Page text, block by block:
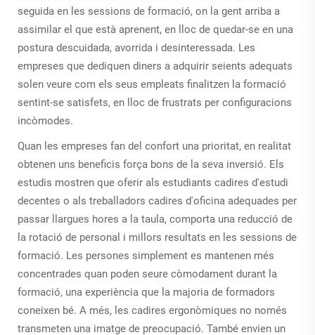
seguida en les sessions de formació, on la gent arriba a
assimilar el que està aprenent, en lloc de quedar-se en una
postura descuidada, avorrida i desinteressada. Les
empreses que dediquen diners a adquirir seients adequats
solen veure com els seus empleats finalitzen la formació
sentint-se satisfets, en lloc de frustrats per configuracions
incòmodes.
Quan les empreses fan del confort una prioritat, en realitat
obtenen uns beneficis força bons de la seva inversió. Els
estudis mostren que oferir als estudiants cadires d'estudi
decentes o als treballadors cadires d'oficina adequades per
passar llargues hores a la taula, comporta una reducció de
la rotació de personal i millors resultats en les sessions de
formació. Les persones simplement es mantenen més
concentrades quan poden seure còmodament durant la
formació, una experiència que la majoria de formadors
coneixen bé. A més, les cadires ergonòmiques no només
transmeten una imatge de preocupació. També envien un